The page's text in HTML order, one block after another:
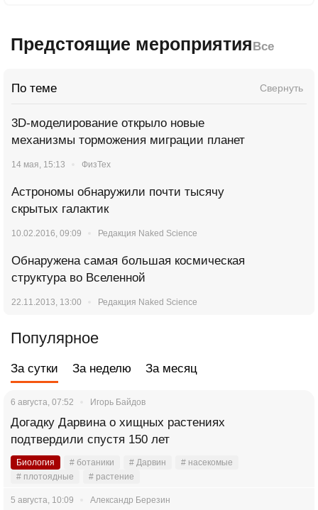
Предстоящие мероприятияВсе
По теме Свернуть
3D-моделирование открыло новые
механизмы торможения миграции планет
14 мая, 15:13 ФизТех
Астрономы обнаружили почти тысячу
скрытых галактик
10.02.2016, 09:09 Редакция Naked Science
Обнаружена самая большая космическая
структура во Вселенной
22.11.2013, 13:00 Редакция Naked Science
Популярное
За сутки За неделю За месяц
6 августа, 07:52 Игорь Байдов
Догадку Дарвина о хищных растениях
подтвердили спустя 150 лет
Биология # ботаники # Дарвин
# насекомые
# плотоядные
# растение
5 августа, 10:09 Александр Березин